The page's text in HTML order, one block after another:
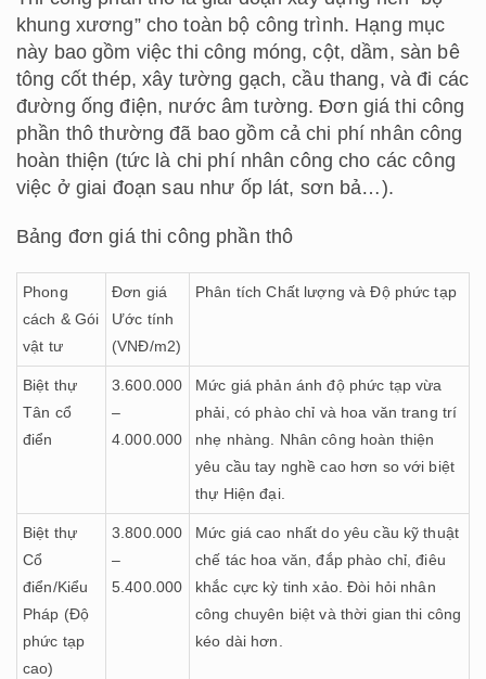
khung xương” cho toàn bộ công trình. Hạng mục
này bao gồm việc thi công móng, cột, dầm, sàn bê
tông cốt thép, xây tường gạch, cầu thang, và đi các
đường ống điện, nước âm tường. Đơn giá thi công
phần thô thường đã bao gồm cả chi phí nhân công
hoàn thiện (tức là chi phí nhân công cho các công
việc ở giai đoạn sau như ốp lát, sơn bả…).
Bảng đơn giá thi công phần thô
Phong
cách & Gói
vật tư
Đơn giá
Ước tính
(VNĐ/m2)
Phân tích Chất lượng và Độ phức tạp
Biệt thự
Tân cổ
điển
3.600.000
–
4.000.000
Mức giá phản ánh độ phức tạp vừa
phải, có phào chỉ và hoa văn trang trí
nhẹ nhàng. Nhân công hoàn thiện
yêu cầu tay nghề cao hơn so với biệt
thự Hiện đại.
Biệt thự
Cổ
điển/Kiểu
Pháp (Độ
phức tạp
cao)
3.800.000
–
5.400.000
Mức giá cao nhất do yêu cầu kỹ thuật
chế tác hoa văn, đắp phào chỉ, điêu
khắc cực kỳ tinh xảo. Đòi hỏi nhân
công chuyên biệt và thời gian thi công
kéo dài hơn.